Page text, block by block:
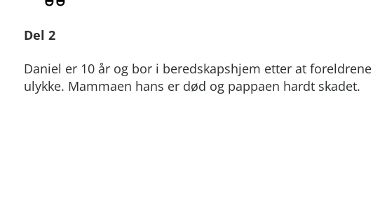
Del 2
Daniel er 10 år og bor i beredskapshjem etter at
ulykke. Mammaen hans er død og pappaen hardt skadet.